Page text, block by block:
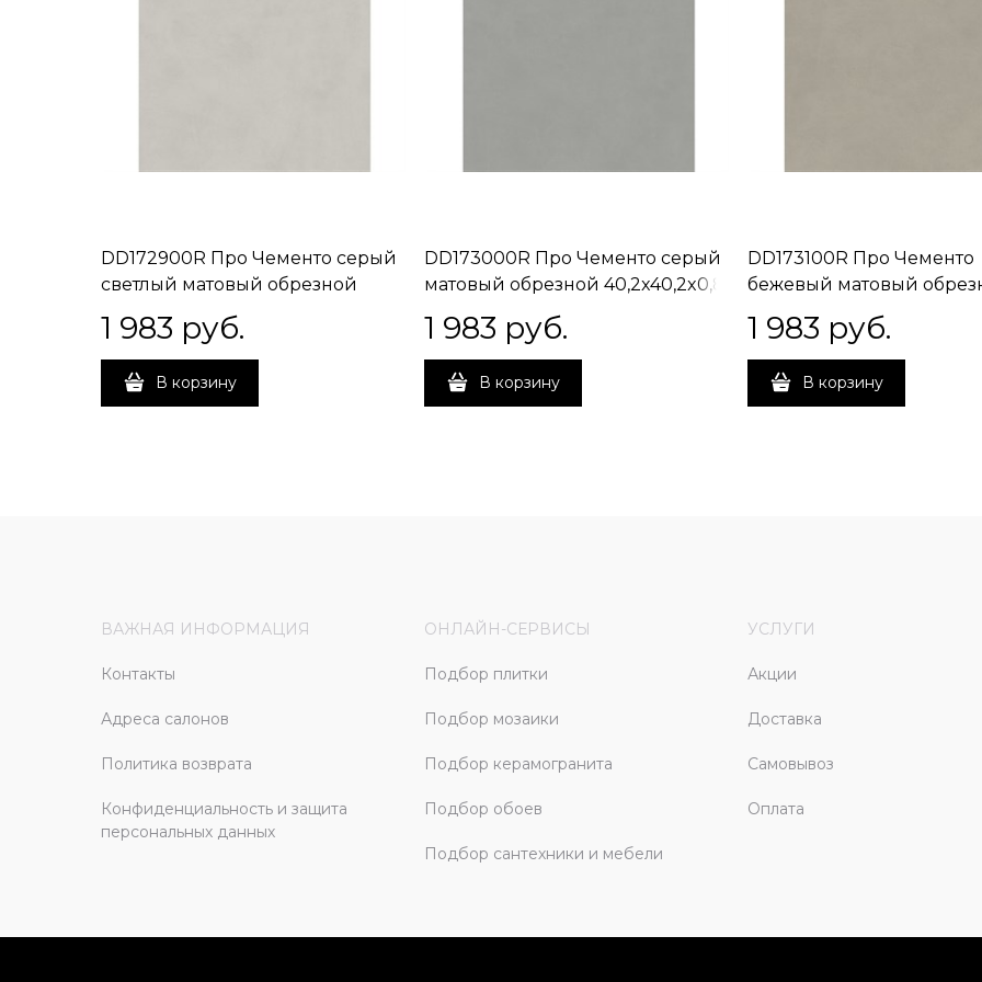
DD172900R Про Чементо серый
светлый матовый обрезной
1 983 руб.
В корзину
DD173000R Про Чементо серый
матовый обрезной 40,2x40,2x0,8
1 983 руб.
В корзину
DD173100R Про Чементо
бежевый матовый
1 983 руб.
В корзину
ВАЖНАЯ ИНФОРМАЦИЯ
Контакты
Адреса салонов
Политика возврата
Конфиденциальность и защита
персональных данных
ОНЛАЙН-СЕРВИСЫ
Подбор плитки
Подбор мозаики
Подбор керамогранита
Подбор обоев
Подбор сантехники и мебели
УСЛУГИ
Акции
Доставка
Самовывоз
Оплата